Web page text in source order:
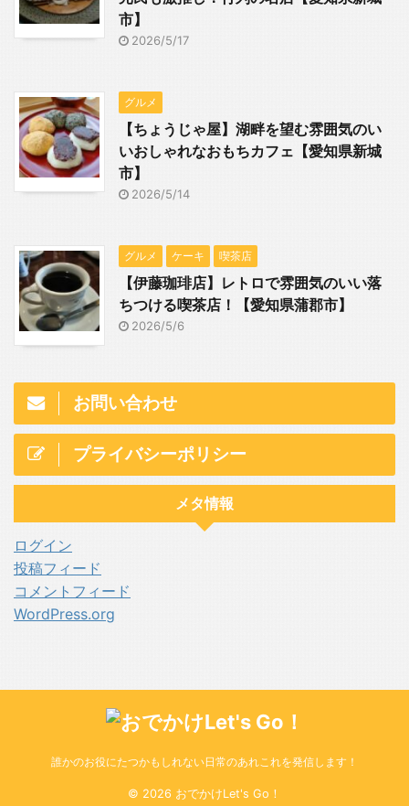
市】
2026/5/17
グルメ
【ちょうじゃ屋】湖畔を望む雰囲気のい
いおしゃれなおもちカフェ【愛知県新城
市】
2026/5/14
グルメ ケーキ 喫茶店
【伊藤珈琲店】レトロで雰囲気のいい落
ちつける喫茶店！【愛知県蒲郡市】
2026/5/6
お問い合わせ
プライバシーポリシー
メタ情報
ログイン
投稿フィード
コメントフィード
WordPress.org
誰かのお役にたつかもしれない日常のあれこれを発信します！
© 2026 おでかけLet's Go！